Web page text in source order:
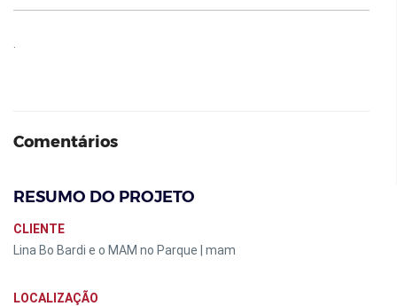
Comentários
RESUMO DO PROJETO
CLIENTE
Lina Bo Bardi e o MAM no Parque | mam
LOCALIZAÇÃO